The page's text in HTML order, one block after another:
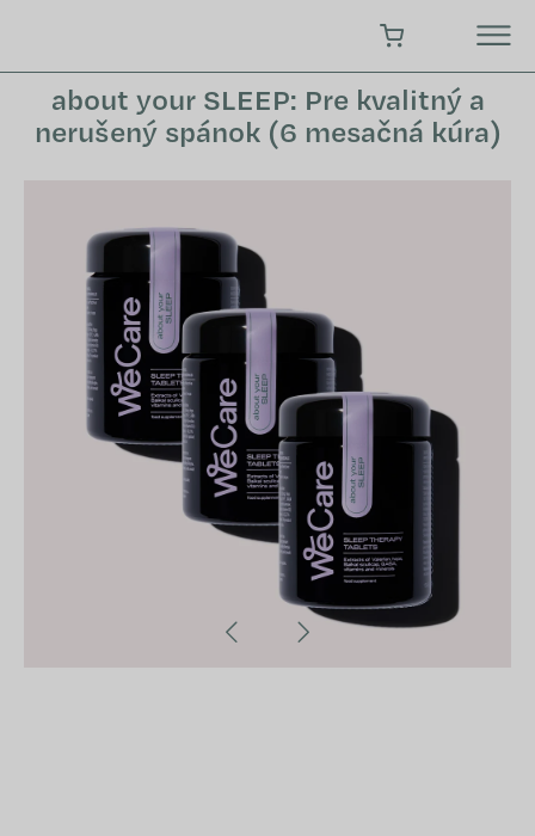
obsah
NÁKUPNÝ KOŠÍK
about your SLEEP: Pre kvalitný a
nerušený spánok (6 mesačná kúra)